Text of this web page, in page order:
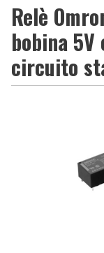
Relè
bobina
circuito